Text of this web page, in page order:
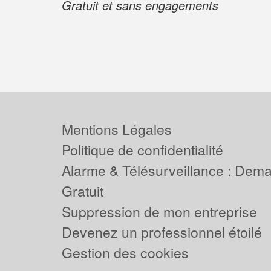
Gratuit et sans engagements
Mentions Légales
Politique de confidentialité
Alarme & Télésurveillance :
Gratuit
Suppression de mon entreprise
Devenez un professionnel étoilé
Gestion des cookies